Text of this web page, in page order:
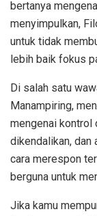
bertanya
menyimpulkan,
untuk tidak
lebih baik fokus
Di salah satu
Manampiring,
mengenai kontrol
dikendalikan, dan
cara merespon
berguna untuk
Jika kamu